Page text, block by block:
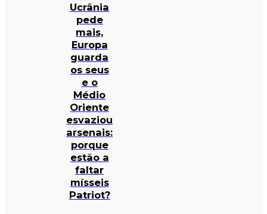
Ucrânia
pede
mais,
Europa
guarda
os seus
e o
Médio
Oriente
esvaziou
arsenais:
porque
estão a
faltar
mísseis
Patriot?